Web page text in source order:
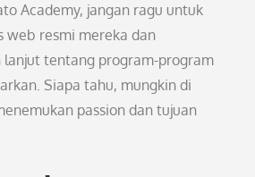
Academy, jangan ragu untuk
web resmi mereka dan
tentang program-program
Siapa tahu, mungkin di
passion dan tujuan